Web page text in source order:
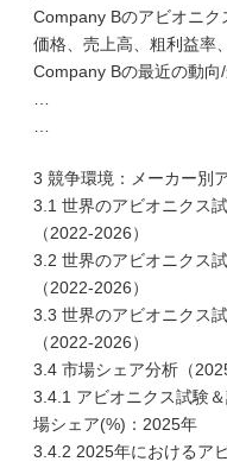
Company Bのアビオニ
価格、売上高、粗利益率
Company Bの最近の動向
3 競争環境：メーカー別
3.1 世界のアビオニクス
（2022-2026）
3.2 世界のアビオニクス
（2022-2026）
3.3 世界のアビオニクス
（2022-2026）
3.4 市場シェア分析（
3.4.1 アビオニクス試験
場シェア(%)：2025年
3.4.2 2025年におけるア